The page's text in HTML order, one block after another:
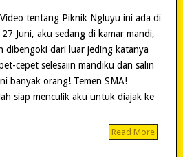
Video tentang Piknik Ngluyu ini ada di
Juni, aku sedang di kamar mandi,
dibengoki dari luar jeding katanya
cepet selesaiin mandiku dan salin
banyak orang! Temen SMA!
siap menculik aku untuk diajak ke
Read More